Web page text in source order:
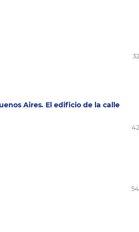
Aires. El edificio de la calle